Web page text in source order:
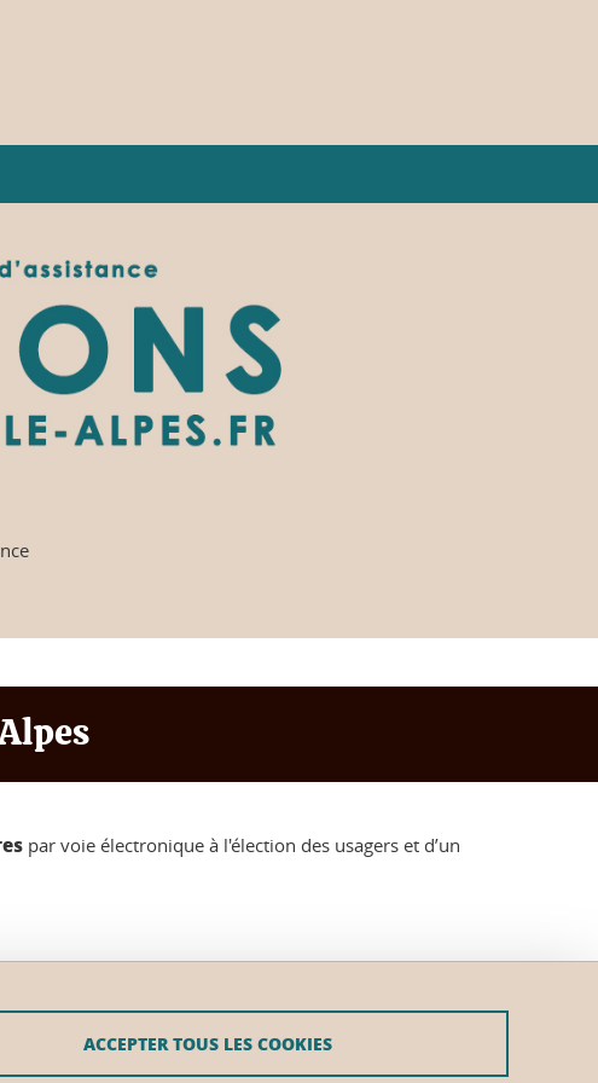
par voie électronique à l'élection des usagers et d’un
ACCEPTER TOUS LES COOKIES